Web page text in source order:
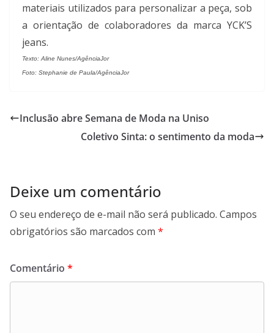
materiais utilizados para personalizar a peça, sob
a orientação de colaboradores da marca YCK’S
jeans.
Texto: Aline Nunes/AgênciaJor
Foto: Stephanie de Paula/AgênciaJor
Inclusão abre Semana de Moda na Uniso
Coletivo Sinta: o sentimento da moda
Deixe um comentário
O seu endereço de e-mail não será publicado. Campos
obrigatórios são marcados com *
Comentário *